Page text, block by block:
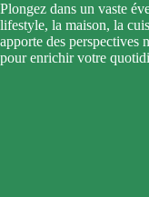
Plongez dans un vaste
lifestyle, la maison, la
apporte des perspectives
pour enrichir votre